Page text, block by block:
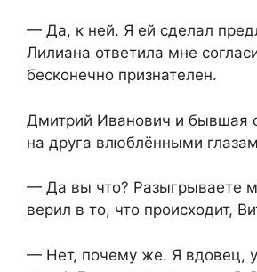
— Да, к ней. Я ей сделал
Лилиана ответила мне
бесконечно признателен.
Дмитрий Иванович и бывшая
на друга влюблёнными
— Да вы что? Разыгрываете
верил в то, что происходит,
— Нет, почему же. Я вдовец,